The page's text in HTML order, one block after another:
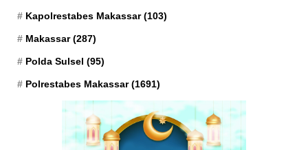
Kapolrestabes Makassar(103)
Makassar(287)
Polda Sulsel (95)
Polrestabes Makassar(1691)